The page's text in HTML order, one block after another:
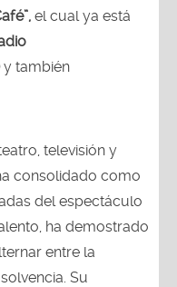
el cual ya está
y también
televisión y
consolidado como
del espectáculo
ha demostrado
entre la
Su